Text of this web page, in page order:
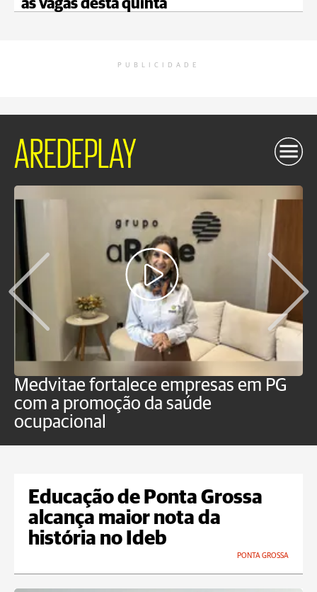
as vagas desta quinta
PUBLICIDADE
AREDEPLAY
Medvitae fortalece empresas em PG
com a promoção da saúde
ocupacional
Educação de Ponta Grossa
alcança maior nota da
história no Ideb
PONTA GROSSA